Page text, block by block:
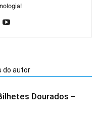
do autor
Dourados –